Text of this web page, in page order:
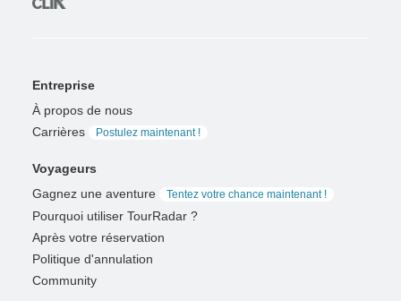
Entreprise
À propos de nous
Carrières
Postulez maintenant !
Voyageurs
Gagnez une aventure
Tentez votre chance maintenant !
Pourquoi utiliser TourRadar ?
Après votre réservation
Politique d'annulation
Community